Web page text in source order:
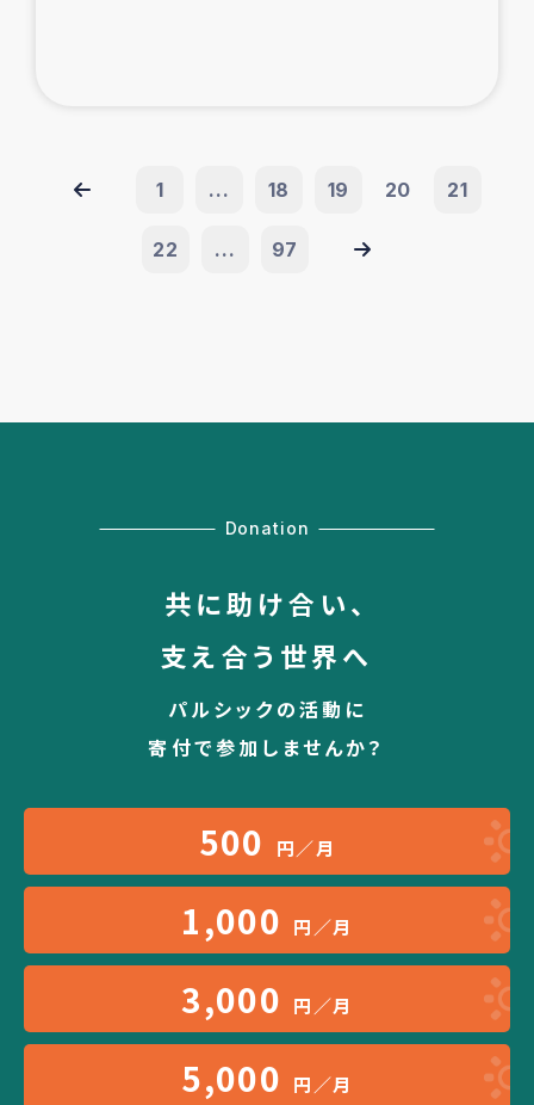
1 ... 18 19 20 21
22 ... 97
Donation
共に助け合い、
支え合う世界へ
パルシックの活動に
寄付で参加しませんか？
500 円／月
1,000 円／月
3,000 円／月
5,000 円／月